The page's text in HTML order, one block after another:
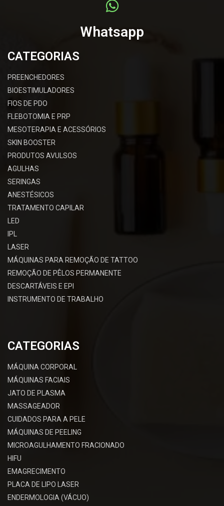
Whatsapp
CATEGORIAS
PREENCHEDORES
BIOESTIMULADORES
FIOS DE PDO
FLEBOTOMIA E PRP
MESOTERAPIA E ACESSÓRIOS
SKIN BOOSTER
PRODUTOS AVULSOS
AGULHAS
SERINGAS
ANESTÉSICOS
TRATAMENTO CAPILAR
LED
IPL
LASER
MÁQUINAS PARA REMOÇÃO DE TATTOO
REMOÇÃO DE PÊLOS PERMANENTE
DESCARTÁVEIS E EPI
INSTRUMENTO DE TRABALHO
CATEGORIAS
MÁQUINA CORPORAL
MÁQUINAS FACIAIS
JATO DE PLASMA
MASSAGEADOR
CUIDADOS PARA A PELE
MÁQUINAS DE PEELING
MICROAGULHAMENTO FRACIONADO
HIFU
EMAGRECIMENTO
PLACA DE LIPO LASER
ENDERMOLOGIA (VÁCUO)